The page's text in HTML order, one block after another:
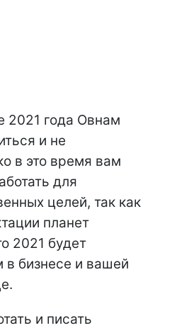
2021 года Овнам
и не
в это время вам
для
целей, так как
планет
2021 будет
бизнесе и вашей
и писать